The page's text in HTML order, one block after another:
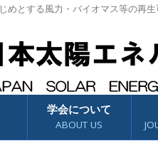
めとする風力・バイオマス等の再
プ
学会について
ABOUT US